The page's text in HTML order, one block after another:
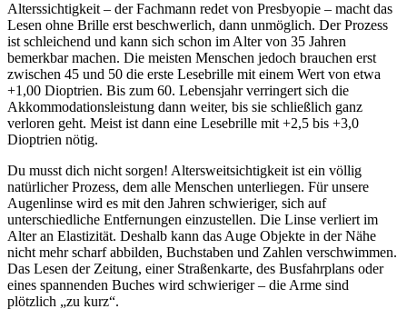
Alterssichtigkeit – der Fachmann redet von Presbyopie – macht das
Lesen ohne Brille erst beschwerlich, dann unmöglich. Der Prozess
ist schleichend und kann sich schon im Alter von 35 Jahren
bemerkbar machen. Die meisten Menschen jedoch brauchen erst
zwischen 45 und 50 die erste Lesebrille mit einem Wert von etwa
+1,00 Dioptrien. Bis zum 60. Lebensjahr verringert sich die
Akkommodationsleistung dann weiter, bis sie schließlich ganz
verloren geht. Meist ist dann eine Lesebrille mit +2,5 bis +3,0
Dioptrien nötig.
Du musst dich nicht sorgen! Altersweitsichtigkeit ist ein völlig
natürlicher Prozess, dem alle Menschen unterliegen. Für unsere
Augenlinse wird es mit den Jahren schwieriger, sich auf
unterschiedliche Entfernungen einzustellen. Die Linse verliert im
Alter an Elastizität. Deshalb kann das Auge Objekte in der Nähe
nicht mehr scharf abbilden, Buchstaben und Zahlen verschwimmen.
Das Lesen der Zeitung, einer Straßenkarte, des Busfahrplans oder
eines spannenden Buches wird schwieriger – die Arme sind
plötzlich „zu kurz“.